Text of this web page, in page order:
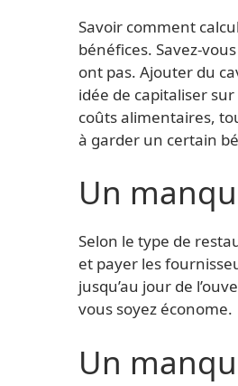
Savoir comment
bénéfices. Savez-
ont pas. Ajouter du
idée de capitaliser
coûts alimentaires,
à garder un certain
Un
Selon le type de
et payer les
jusqu’au jour de
vous soyez économe.
Un